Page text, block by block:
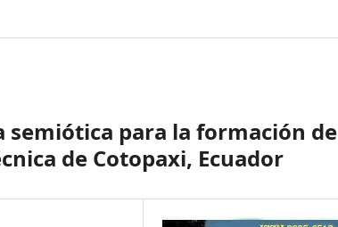
semiótica para la formación de
de Cotopaxi, Ecuador